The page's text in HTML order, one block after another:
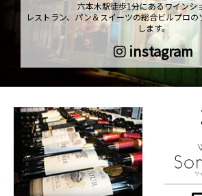
六本木駅徒歩1分にあるワインシ
レストラン、パン＆スイーツの総合ビルプロ
します。
instagram